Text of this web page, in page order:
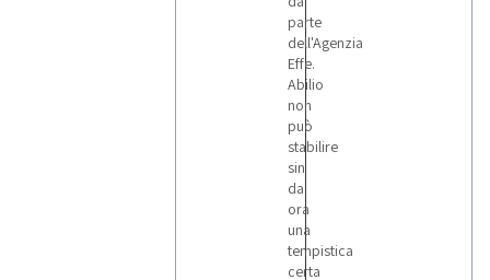
parte
dell'Agenzia
Effe.
Abilio
non
può
stabilire
sin
da
ora
una
tempistica
certa